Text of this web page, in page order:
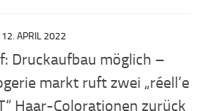
12. APRIL 2022
Druckaufbau möglich –
markt ruft zwei „réell’e
Haar-Colorationen zurück